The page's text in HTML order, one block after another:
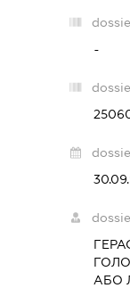
-
АБО